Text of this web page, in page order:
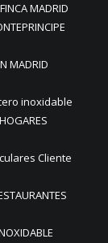
MADRID
MADRID
inoxidable
Cliente